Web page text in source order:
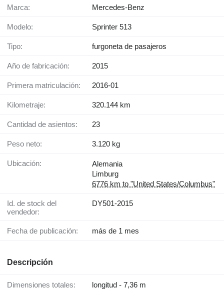
Marca: Mercedes-Benz
Modelo: Sprinter 513
Tipo: furgoneta de pasajeros
Año de fabricación: 2015
Primera matriculación: 2016-01
Kilometraje: 320.144 km
Cantidad de asientos: 23
Peso neto: 3.120 kg
Ubicación:
Alemania
Limburg
6776 km to "United States/Columbus"
Id. de stock del
vendedor:
DY501-2015
Fecha de publicación: más de 1 mes
Descripción
Dimensiones totales: longitud - 7,36 m